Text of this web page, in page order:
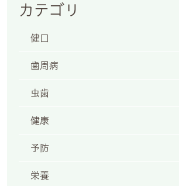
カテゴリ
健口
歯周病
虫歯
健康
予防
栄養